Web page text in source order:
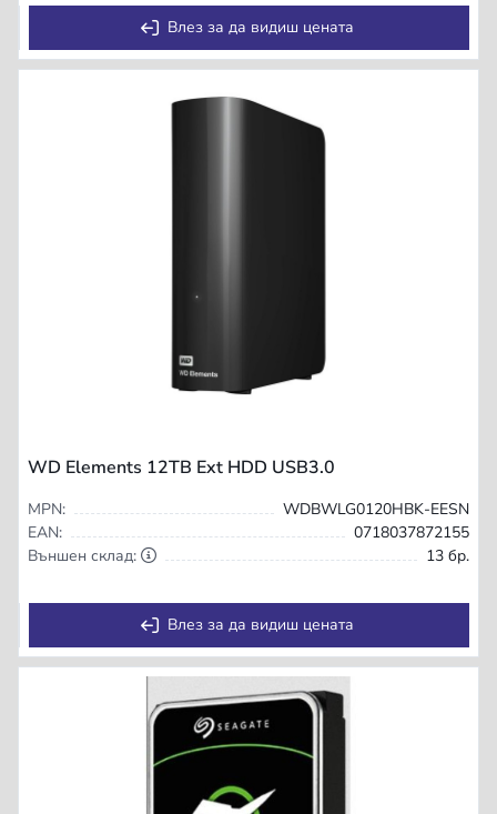
Влез за да видиш цената
WD Elements 12TB Ext HDD USB3.0
MPN:
WDBWLG0120HBK-EESN
EAN:
0718037872155
Външен склад:
13 бр.
Влез за да видиш цената